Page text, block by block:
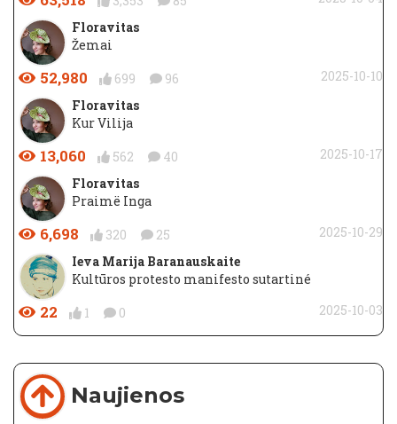
Floravitas
Žemai
52,980 699 96
2025-10-10
Floravitas
Kur Vilija
13,060 562 40
2025-10-17
Floravitas
Praimë Inga
6,698 320 25
2025-10-29
Ieva Marija Baranauskaite
Kultūros protesto manifesto sutartiné
22 1 0 2025-10-03
Naujienos